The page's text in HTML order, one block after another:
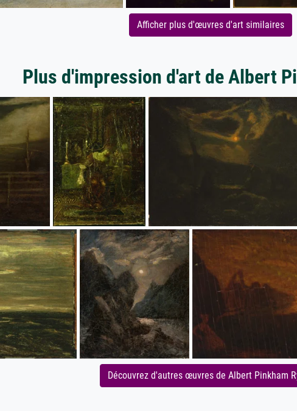
Afficher plus d'œuvres d'art similaires
Plus d'impression d'art de Albert
Découvrez d'autres œuvres de Albert Pinkham